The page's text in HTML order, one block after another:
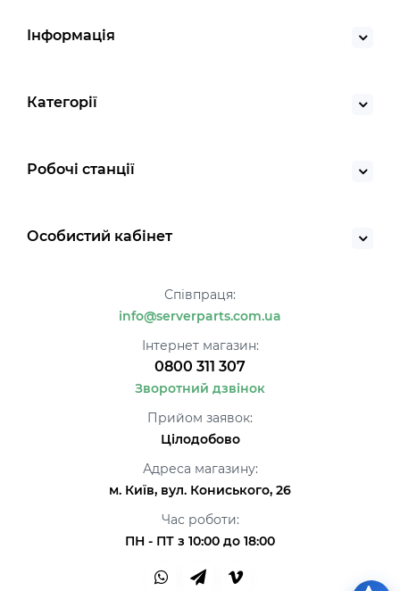
Інформація
Категорії
Робочі станції
Особистий кабінет
Співпраця:
info@serverparts.com.ua
Інтернет магазин:
0800 311 307
Зворотний дзвінок
Прийом заявок:
Цілодобово
Адреса магазину:
м. Київ, вул. Кониського, 26
Час роботи:
ПН - ПТ з 10:00 до 18:00